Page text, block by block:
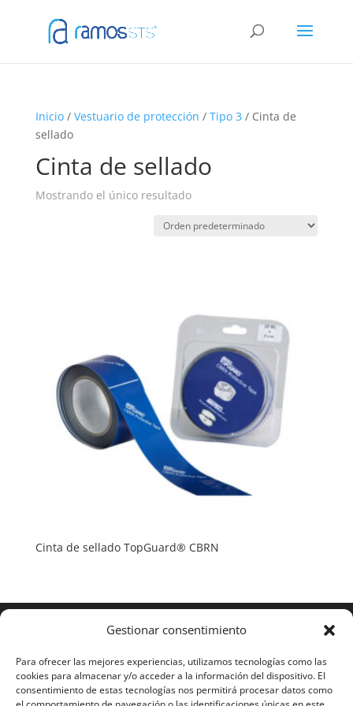
Gestionar consentimiento
Para ofrecer las mejores experiencias, utilizamos tecnologías como las
cookies para almacenar y/o acceder a la información del dispositivo. El
consentimiento de estas tecnologías nos permitirá procesar datos como
Inicio/ Vestuario de protección / Tipo 3 / Cinta de
sellado
Cinta de sellado
Mostrando el único resultado
Cinta de sellado TopGuard® CBRN